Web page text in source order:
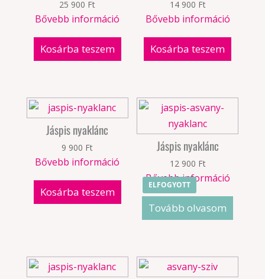
25 900 Ft
Bővebb információ
Kosárba teszem
14 900 Ft
Bővebb információ
Kosárba teszem
Jáspis nyaklánc
9 900 Ft
Bővebb információ
Kosárba teszem
ELFOGYOTT
Jáspis nyaklánc
12 900 Ft
Bővebb információ
Tovább olvasom